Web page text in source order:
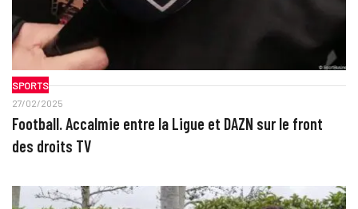
SPORTS
27/02/2025
Football. Accalmie entre la Ligue et DAZN sur le front
des droits TV